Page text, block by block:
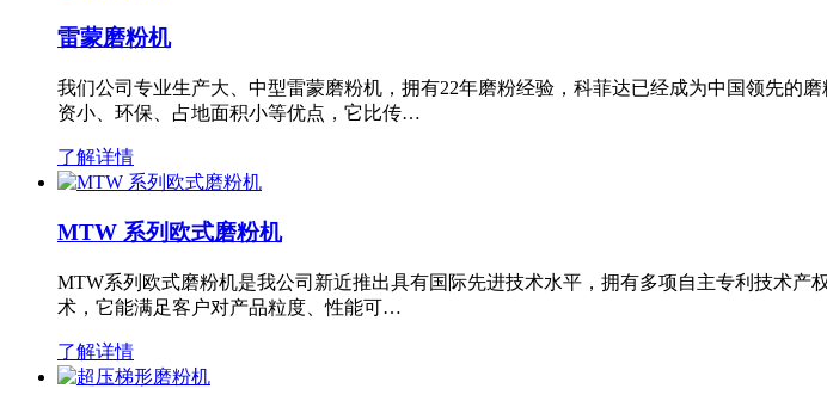
雷蒙磨粉机
我们公司专业生产大、中型雷蒙磨粉机，拥有22年磨粉经验，科菲达已经成为中国领先的
资小、环保、占地面积小等优点，它比传…
了解详情
MTW 系列欧式磨粉机
MTW系列欧式磨粉机是我公司新近推出具有国际先进技术水平，拥有多项自主专利技术
术，它能满足客户对产品粒度、性能可…
了解详情